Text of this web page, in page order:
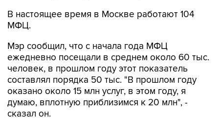
В настоящее время в Москве работают 104
МФЦ.
Мэр сообщил, что с начала года МФЦ
ежедневно посещали в среднем около 60 тыс.
человек, в прошлом году этот показатель
составлял порядка 50 тыс. "В прошлом году
оказано около 15 млн услуг, в этом году, я
думаю, вплотную приблизимся к 20 млн", -
сказал он.